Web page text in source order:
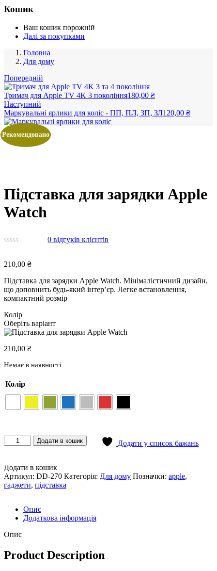
Кошик
Ваш кошик порожній
Далі за покупками
Головна
Для дому
Попередній
Тримач для Apple TV 4K 3 покоління180,00 ₴
Наступний
Маркувальні ярлики для коліс - ПП, ПЛ, ЗП, ЗЛ120,00 ₴
Рекомендовано
Підставка для зарядки Apple
Watch
0 відгуків клієнтів
210,00 ₴
Підставка для зарядки Apple Watch. Мінімалістичний дизайн,
що доповнить будь-який інтер’єр. Легке встановлення,
компактний розмір
Колір
Оберіть варіант
210,00 ₴
Немає в наявності
Колір
Підставка
для
Apple
Watch
кількість
Додати в кошик Додати у список бажань
Додати в кошик
Артикул: DD-270 Категорія: Для дому Позначки: apple,
гаджети, підставка
Опис
Додаткова інформація
Опис
Product Description